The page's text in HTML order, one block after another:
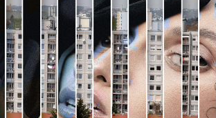
edu
Vše o ČT